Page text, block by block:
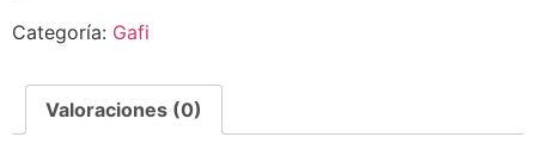
Categoría: Gafi
Valoraciones (0)